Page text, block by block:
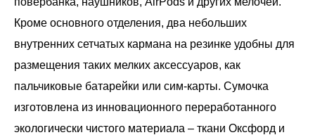
Кроме основного отделения, два небольших
внутренних сетчатых кармана на резинке удобны для
размещения таких мелких аксессуаров, как
пальчиковые батарейки или сим-карты. Сумочка
изготовлена из инновационного переработанного
экологически чистого материала – ткани Оксфорд и